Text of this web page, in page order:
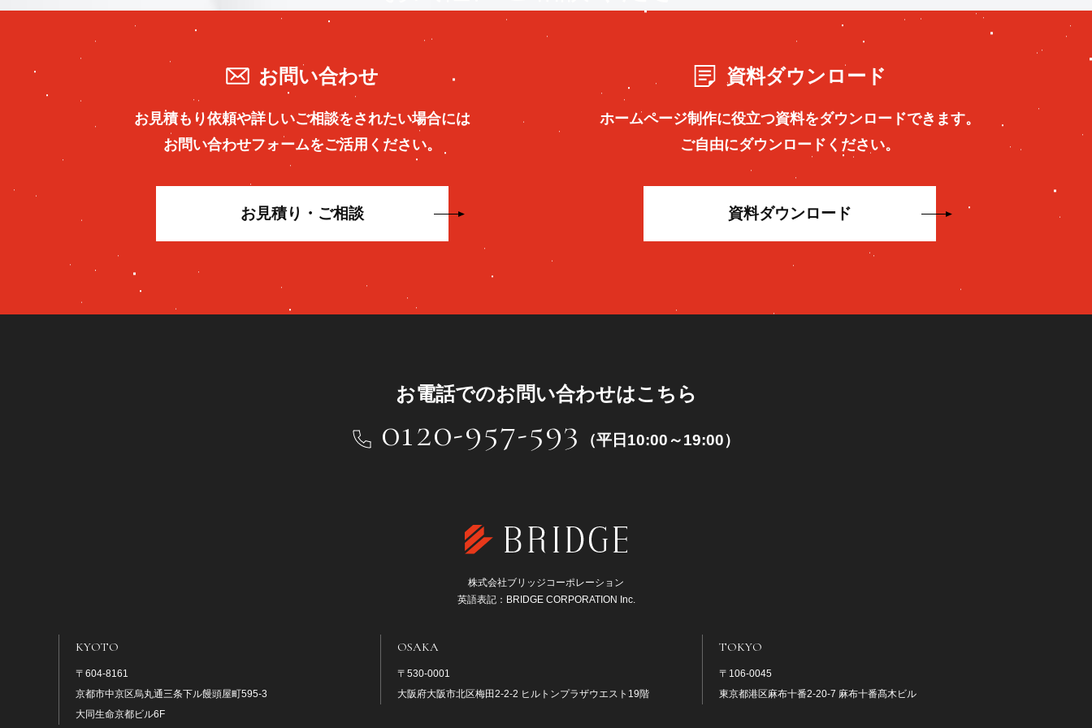
お問い合わせ
お見積もり依頼や詳しいご相談をされたい場合には
お問い合わせフォームをご活用ください。
お見積り・ご相談
資料ダウンロード
ホームページ制作に役立つ資料をダウンロードできます。
ご自由にダウンロードください。
資料ダウンロード
お電話でのお問い合わせはこちら
0120-957-593 （平日10:00～19:00）
株式会社ブリッジコーポレーション
英語表記：BRIDGE CORPORATION Inc.
KYOTO
〒604-8161
京都市中京区烏丸通三条下ル饅頭屋町595-3
大同生命京都ビル6F
OSAKA
〒530-0001
大阪府大阪市北区梅田2-2-2 ヒルトンプラザウエスト19階
TOKYO
〒106-0045
東京都港区麻布十番2-20-7 麻布十番髙木ビル